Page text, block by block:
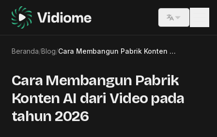
Switch
Beranda/Blog/ Cara Membangun Pabrik Konten AI dari Video pada tahun 2026
Cara Membangun Pabrik
Konten AI dari Video pada
tahun 2026